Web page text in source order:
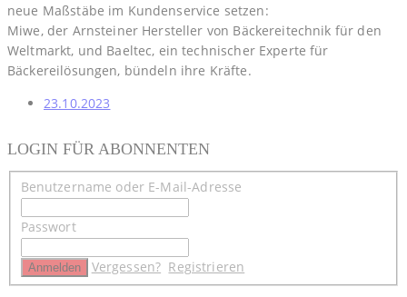
neue Maßstäbe im Kundenservice setzen:
Miwe, der Arnsteiner Hersteller von Bäckereitechnik für den
Weltmarkt, und Baeltec, ein technischer Experte für
Bäckereilösungen, bündeln ihre Kräfte.
23.10.2023
LOGIN FÜR ABONNENTEN
Benutzername oder E-Mail-Adresse
Passwort
Vergessen? Registrieren